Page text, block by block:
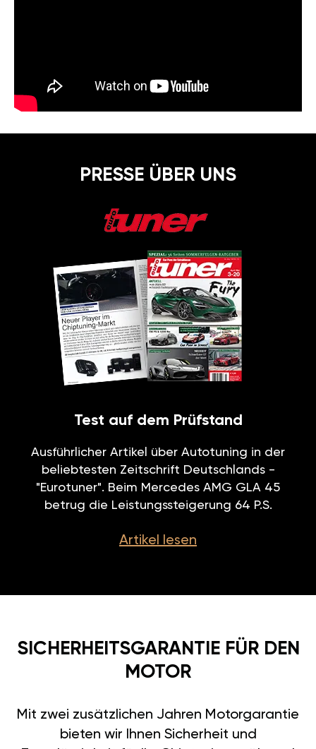
PRESSE ÜBER UNS
Test auf dem Prüfstand
Ausführlicher Artikel über Autotuning in der
beliebtesten Zeitschrift Deutschlands -
"Eurotuner". Beim Mercedes AMG GLA 45
betrug die Leistungssteigerung 64 P.S.
Artikel lesen
SICHERHEITSGARANTIE FÜR DEN
MOTOR
Mit zwei zusätzlichen Jahren Motorgarantie
bieten wir Ihnen Sicherheit und